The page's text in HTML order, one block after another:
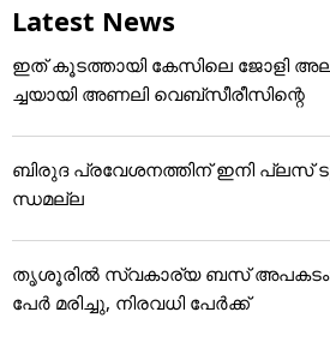
Latest News
ഇത് കൂടത്തായി കേസിലെ ജോളി
ച്ചയായി അണലി വെബ്സീരീസിന്റെ
ബിരുദ പ്രവേശനത്തിന് ഇനി പ്ലസ്
ന്ധമല്ല
തൃശൂരിൽ സ്വകാര്യ ബസ് അപകടം:
പേർ മരിച്ചു, നിരവധി പേർക്ക്